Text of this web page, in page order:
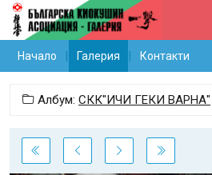
Начало Галерия Контакти
Албум: СКК"ИЧИ ГЕКИ ВАРНА"